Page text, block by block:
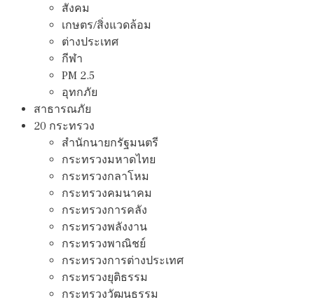
สังคม
เกษตร/สิ่งแวดล้อม
ต่างประเทศ
กีฬา
PM 2.5
อุทกภัย
สาธารณภัย
20 กระทรวง
สํานักนายกรัฐมนตรี
กระทรวงมหาดไทย
กระทรวงกลาโหม
กระทรวงคมนาคม
กระทรวงการคลัง
กระทรวงพลังงาน
กระทรวงพาณิชย์
กระทรวงการต่างประเทศ
กระทรวงยุติธรรม
กระทรวงวัฒนธรรม